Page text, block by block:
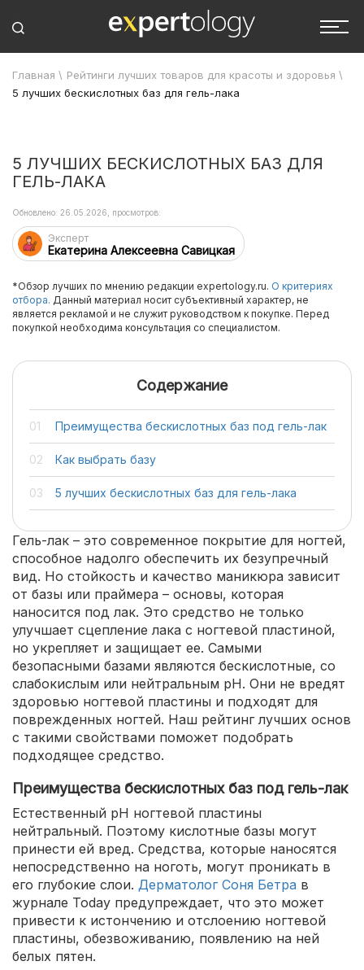
Главная \ Рейтинги лучших товаров для красоты и здоровья \
5 лучших бескислотных баз для гель-лака
5 ЛУЧШИХ БЕСКИСЛОТНЫХ БАЗ ДЛЯ
ГЕЛЬ-ЛАКА
Эксперт
Екатерина Алексеевна Савицкая
Обновлено: 26.05.2026, просмотров:
*Обзор лучших по мнению редакции expertology.ru. О критериях
отбора. Данный материал носит субъективный характер, не
является рекламой и не служит руководством к покупке. Перед
покупкой необходима консультация со специалистом.
Содержание
Преимущества бескислотных баз под гель-лак
Как выбрать базу
5 лучших бескислотных баз для гель-лака
Гель-лак – это современное покрытие для ногтей,
способное надолго обеспечить их безупречный
вид. Но стойкость и качество маникюра зависит
от базы или праймера – основы, которая
наносится под лак. Это средство не только
улучшает сцепление лака с ногтевой пластиной,
но укрепляет и защищает ее. Самыми
безопасными базами являются бескислотные, со
слабокислым или нейтральным pH. Они не вредят
здоровью ногтевой пластины и подходят для
поврежденных ногтей. Наш рейтинг лучших основ
с такими свойствами поможет подобрать
подходящее средство.
Преимущества бескислотных баз под гель-лак
Естественный pH ногтевой пластины
нейтральный. Поэтому кислотные базы могут
принести ей вред. Средства, которые наносятся
непосредственно на ноготь, могут проникать в
его глубокие слои. Дерматолог Соня Бетра в
журнале Today предупреждает, что это может
привести к истончению и отслоению ногтевой
пластины, обезвоживанию, появлению на ней
белых пятен.